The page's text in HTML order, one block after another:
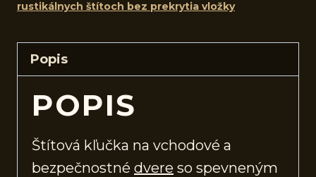
rustikálnych štítoch bez prekrytia vložky
Popis
POPIS
Štítová kľučka na vchodové a
bezpečnostné dvere so spevneným